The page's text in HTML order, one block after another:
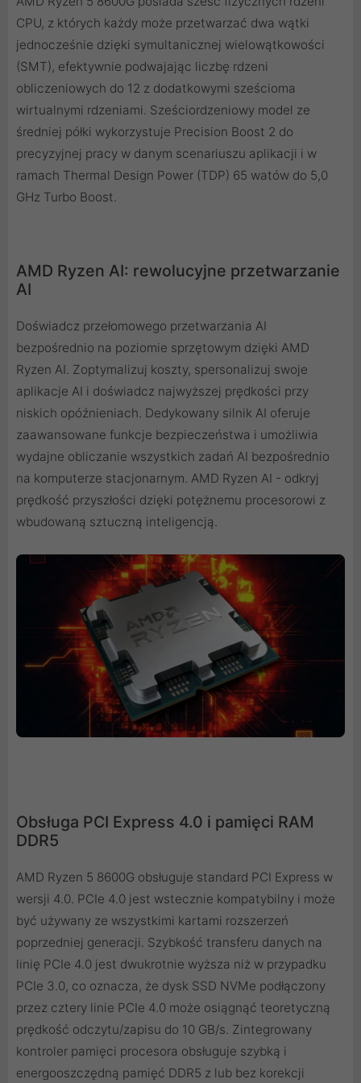
CPU, z których każdy może przetwarzać dwa wątki
jednocześnie dzięki symultanicznej wielowątkowości
(SMT), efektywnie podwajając liczbę rdzeni
obliczeniowych do 12 z dodatkowymi sześcioma
wirtualnymi rdzeniami. Sześciordzeniowy model ze
średniej półki wykorzystuje Precision Boost 2 do
precyzyjnej pracy w danym scenariuszu aplikacji i w
ramach Thermal Design Power (TDP) 65 watów do 5,0
GHz Turbo Boost.
AMD Ryzen AI: rewolucyjne przetwarzanie
AI
Doświadcz przełomowego przetwarzania AI
bezpośrednio na poziomie sprzętowym dzięki AMD
Ryzen AI. Zoptymalizuj koszty, spersonalizuj swoje
aplikacje AI i doświadcz najwyższej prędkości przy
niskich opóźnieniach. Dedykowany silnik AI oferuje
zaawansowane funkcje bezpieczeństwa i umożliwia
wydajne obliczanie wszystkich zadań AI bezpośrednio
na komputerze stacjonarnym. AMD Ryzen AI - odkryj
prędkość przyszłości dzięki potężnemu procesorowi z
wbudowaną sztuczną inteligencją.
Obsługa PCI Express 4.0 i pamięci RAM
DDR5
AMD Ryzen 5 8600G obsługuje standard PCI Express w
wersji 4.0. PCIe 4.0 jest wstecznie kompatybilny i może
być używany ze wszystkimi kartami rozszerzeń
poprzedniej generacji. Szybkość transferu danych na
linię PCIe 4.0 jest dwukrotnie wyższa niż w przypadku
PCIe 3.0, co oznacza, że dysk SSD NVMe podłączony
przez cztery linie PCIe 4.0 może osiągnąć teoretyczną
prędkość odczytu/zapisu do 10 GB/s. Zintegrowany
kontroler pamięci procesora obsługuje szybką i
energooszczędną pamięć DDR5 z lub bez korekcji